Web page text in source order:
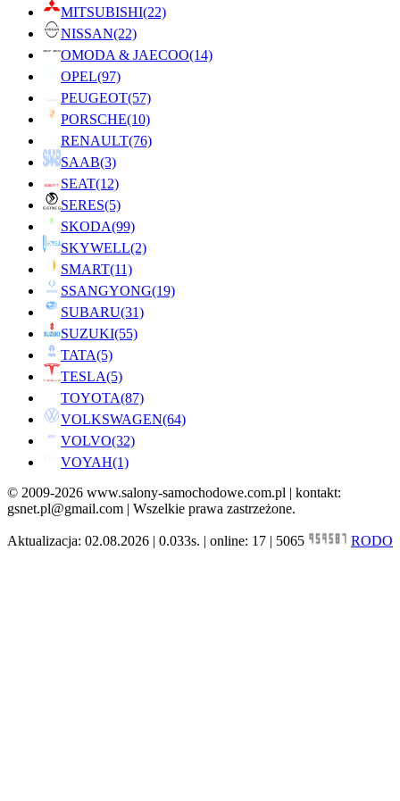
MITSUBISHI(22)
NISSAN(22)
OMODA & JAECOO(14)
OPEL(97)
PEUGEOT(57)
PORSCHE(10)
RENAULT(76)
SAAB(3)
SEAT(12)
SERES(5)
SKODA(99)
SKYWELL(2)
SMART(11)
SSANGYONG(19)
SUBARU(31)
SUZUKI(55)
TATA(5)
TESLA(5)
TOYOTA(87)
VOLKSWAGEN(64)
VOLVO(32)
VOYAH(1)
© 2009-2026 www.salony-samochodowe.com.pl | kontakt:
gsnet.pl@gmail.com | Wszelkie prawa zastrzeżone.
Aktualizacja: 02.08.2026 | 0.033s. | online: 17 | 5065 RODO